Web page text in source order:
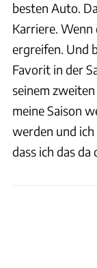
besten Auto.
Karriere. Wenn
ergreifen. Und
Favorit in der
seinem
meine Saison
werden und
dass ich das